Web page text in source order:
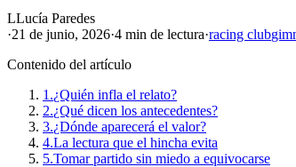
LLucía Paredes
·21 de junio, 2026·4 min de lectura·racing club
Contenido del artículo
1.¿Quién infla el relato?
2.¿Qué dicen los antecedentes?
3.¿Dónde aparecerá el valor?
4.La lectura que el hincha evita
5.Tomar partido sin miedo a equivocarse